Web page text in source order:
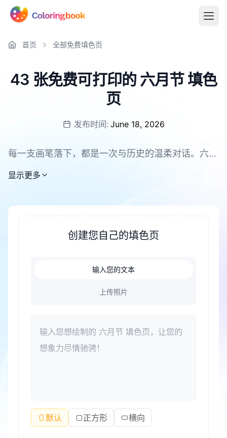
首页 全部免费填色页
43 张免费可打印的 六月节 填色
页
发布时间: June 18, 2026
每一支画笔落下，都是一次与历史的温柔对话。六月
可以通过色彩在你的手中重新绽放。这里汇聚了 43
格式下载，方便随时打印使用。无论是亲子共度的周
末时光，还是课堂上的创意活动，这些页面都能带来
满满的乐趣与温度。鼓舞人心的庆典场景、充满活力
的人物形象，每一幅图都精心设计，适合全家一起动
手、一起感受这个特别节日的美好氛围。
显示更多
创建您自己的填色页
输入您的文本
上传照片
默认 正方形 横向